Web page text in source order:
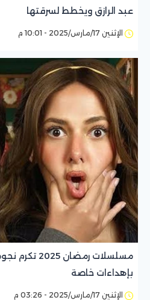
عبد الرازق ويخطط لسرقتها
الإثنين 17/مارس/2025 - 10:01 م
مسلسلات رمضان
بإهداءات خاصة
الإثنين 17/مارس/2025 - 03:26 م